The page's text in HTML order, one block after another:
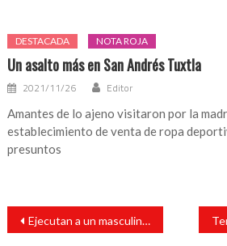
DESTACADA NOTA ROJA
Un asalto más en San Andrés Tuxtla
2021/11/26 Editor
Amantes de lo ajeno visitaron por la
establecimiento de venta de ropa
presuntos
Navegación
entradas
Ejecutan a un masculino en la carretera estatal Calería – Villa Comoapan